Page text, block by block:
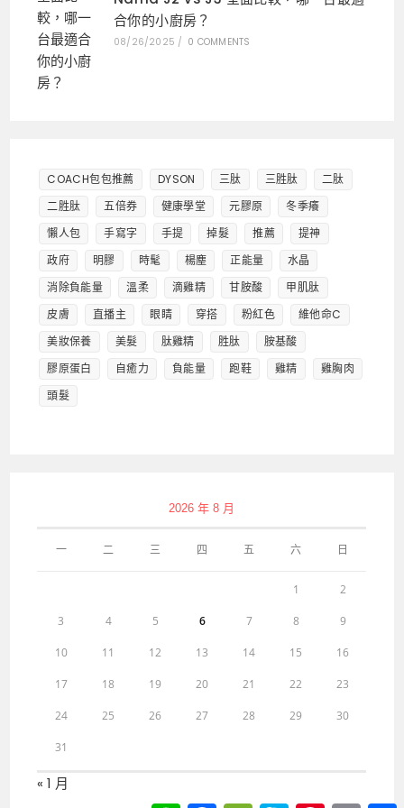
合你的小廚房？
08/26/2025 / 0 COMMENTS
COACH包包推薦 DYSON 三肽 三胜肽
二肽
二胜肽
五倍券 健康學堂 元膠原
冬季癢
懶人包
手寫字 手提 掉髮 推薦
提神
政府
明膠 時髦 楊塵 正能量
水晶
消除負能量
溫柔 滴雞精 甘胺酸
甲肌肽
皮膚
直播主 眼睛 穿搭 粉紅色
維他命C
美妝保養
美髮 肽雞精 胜肽
胺基酸
膠原蛋白
自癒力 負能量 跑鞋 雞精
雞胸肉
頭髮
2026 年 8 月
一 二 三 四 五 六 日
1 2
3 4 5 6 7 8 9
10 11 12 13 14 15 16
17 18 19 20 21 22 23
24 25 26 27 28 29 30
31
« 1 月